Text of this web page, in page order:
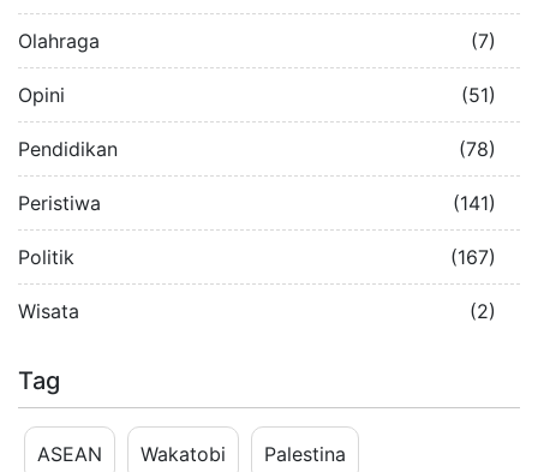
Olahraga (7)
Opini (51)
Pendidikan (78)
Peristiwa (141)
Politik (167)
Wisata (2)
Tag
ASEAN Wakatobi Palestina